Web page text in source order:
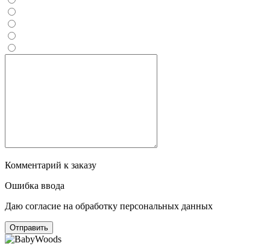
Комментарий к заказу
Ошибка ввода
Даю согласие на обработку персональных данных